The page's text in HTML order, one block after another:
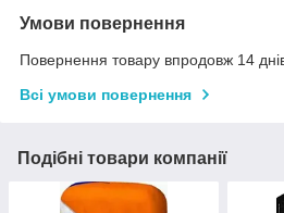
Умови повернення
Повернення товару впродовж 14
Всі умови повернення
Подібні товари компанії